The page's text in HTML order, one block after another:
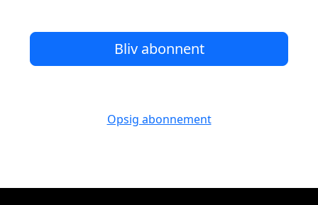
Bliv abonnent
Opsig abonnement